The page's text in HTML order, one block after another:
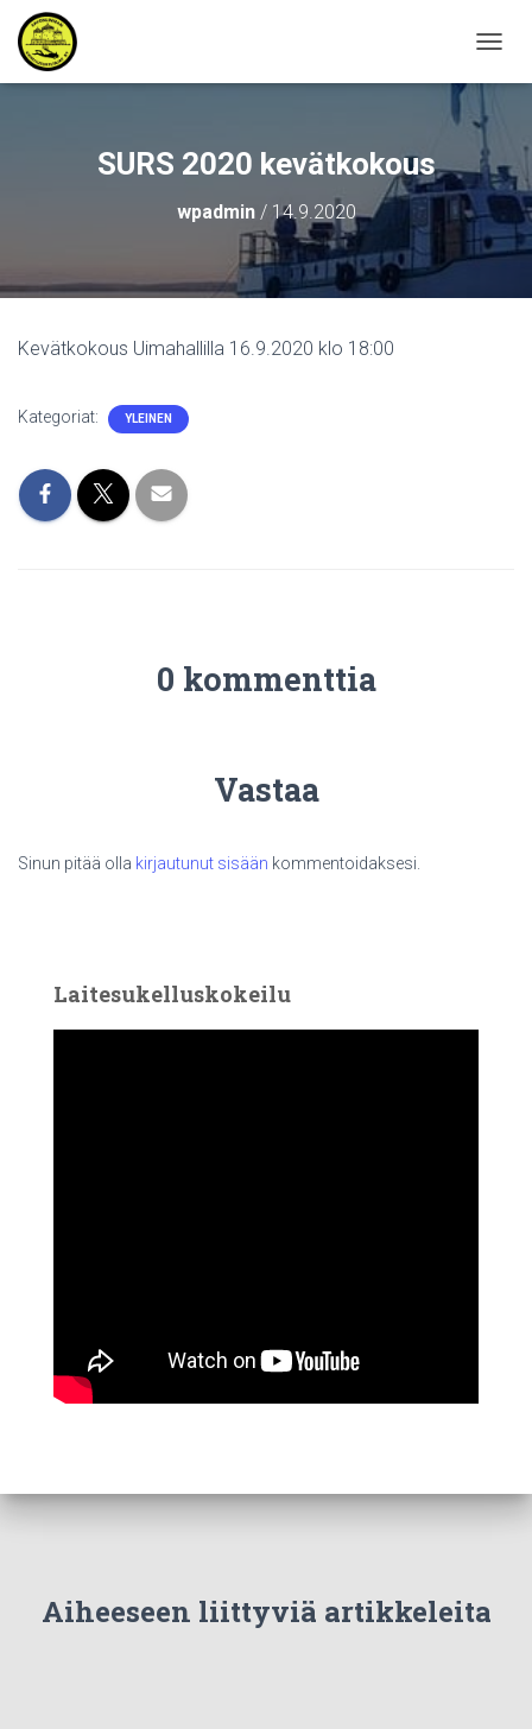
A
G
O
I
N
T
I
SURS 2020 kevätkokous
wpadmin/ 14.9.2020
Kevätkokous Uimahallilla 16.9.2020 klo 18:00
Kategoriat: YLEINEN
0 kommenttia
Vastaa
Sinun pitää olla kirjautunut sisään kommentoidaksesi.
Laitesukelluskokeilu
Aiheeseen liittyviä artikkeleita